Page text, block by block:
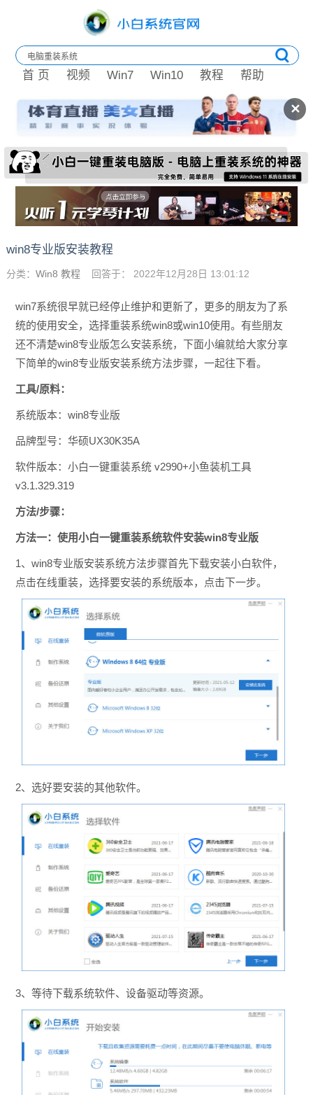
✕
首 页 视频 Win7 Win10 教程 帮助
win8专业版安装教程
分类： Win8 教程 回答于： 2022年12月28日 13:01:12
win7系统很早就已经停止维护和更新了，更多的朋友为了系
统的使用安全，选择重装系统win8或win10使用。有些朋友
还不清楚win8专业版怎么安装系统，下面小编就给大家分享
下简单的win8专业版安装系统方法步骤，一起往下看。
工具/原料：
系统版本：win8专业版
品牌型号：华硕UX30K35A
软件版本：小白一键重装系统 v2990+小鱼装机工具
v3.1.329.319
方法/步骤：
方法一：使用小白一键重装系统软件安装win8专业版
1、win8专业版安装系统方法步骤首先下载安装小白软件，
点击在线重装，选择要安装的系统版本，点击下一步。
2、选好要安装的其他软件。
3、等待下载系统软件、设备驱动等资源。